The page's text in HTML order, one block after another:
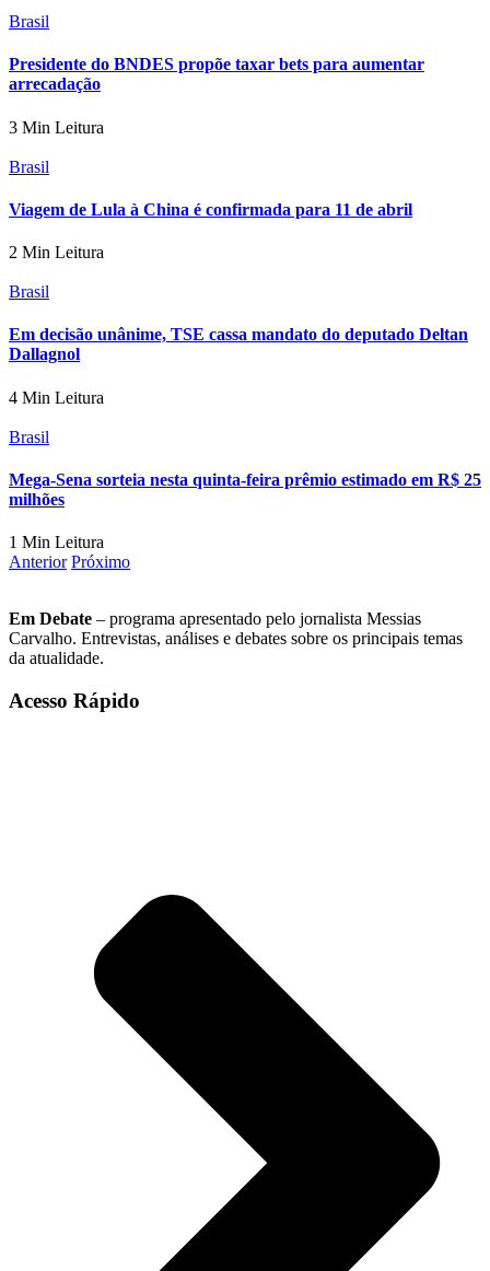
Brasil
Presidente do BNDES propõe taxar bets para aumentar
arrecadação
3 Min Leitura
Brasil
Viagem de Lula à China é confirmada para 11 de abril
2 Min Leitura
Brasil
Em decisão unânime, TSE cassa mandato do deputado Deltan
Dallagnol
4 Min Leitura
Brasil
Mega-Sena sorteia nesta quinta-feira prêmio estimado em R$ 25
milhões
1 Min Leitura
Anterior Próximo
Em Debate – programa apresentado pelo jornalista Messias
Carvalho. Entrevistas, análises e debates sobre os principais temas
da atualidade.
Acesso Rápido